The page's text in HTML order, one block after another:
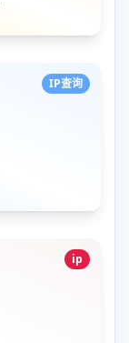
IP查询
ip